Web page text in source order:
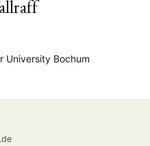
University Bochum